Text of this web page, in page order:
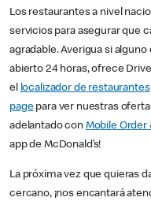
Los restaurantes a nivel
servicios para asegurar que
agradable. Averigua si alguno
abierto 24 horas, ofrece
el localizador de restaurantes
pagepara ver nuestras
adelantado con Mobile Order
app de McDonald’s!
La próxima vez que quieras
cercano, ¡nos encantará